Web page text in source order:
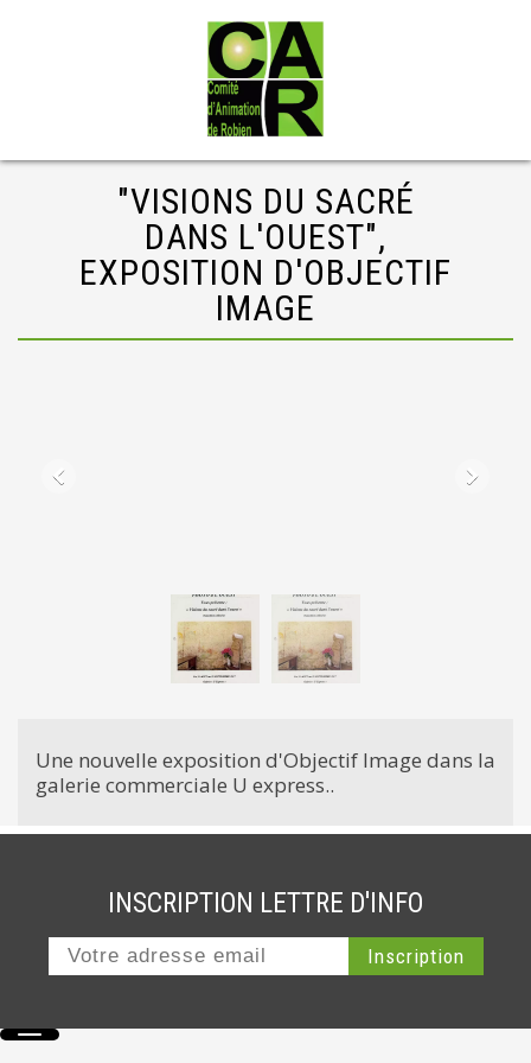
"VISIONS DU SACRÉ
DANS L'OUEST",
EXPOSITION D'OBJECTIF
IMAGE
Une nouvelle exposition d'Objectif Image dans la
galerie commerciale U express..
INSCRIPTION LETTRE D'INFO